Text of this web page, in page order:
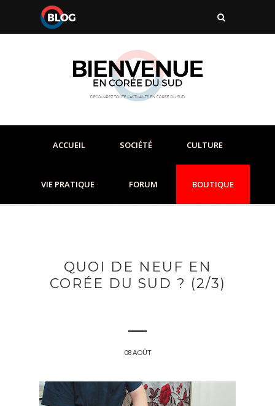
ACCUEIL SOCIÉTÉ CULTURE
VIE PRATIQUE FORUM BOUTIQUE
QUOI DE NEUF EN
CORÉE DU SUD ? (2/3)
08 AOÛT